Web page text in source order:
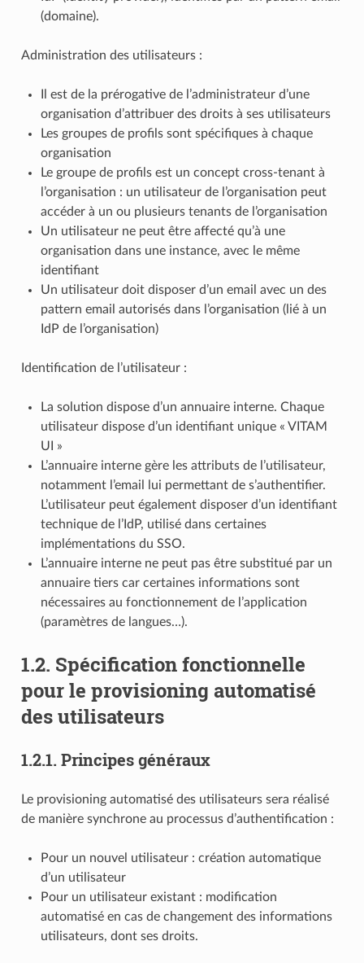
(domaine).
Administration des utilisateurs :
Il est de la prérogative de l’administrateur d’une
organisation d’attribuer des droits à ses utilisateurs
Les groupes de profils sont spécifiques à chaque
organisation
Le groupe de profils est un concept cross-tenant à
l’organisation : un utilisateur de l’organisation peut
accéder à un ou plusieurs tenants de l’organisation
Un utilisateur ne peut être affecté qu’à une
organisation dans une instance, avec le même
identifiant
Un utilisateur doit disposer d’un email avec un des
pattern email autorisés dans l’organisation (lié à un
IdP de l’organisation)
Identification de l’utilisateur :
La solution dispose d’un annuaire interne. Chaque
utilisateur dispose d’un identifiant unique « VITAM
UI »
L’annuaire interne gère les attributs de l’utilisateur,
notamment l’email lui permettant de s’authentifier.
L’utilisateur peut également disposer d’un identifiant
technique de l’IdP, utilisé dans certaines
implémentations du SSO.
L’annuaire interne ne peut pas être substitué par un
annuaire tiers car certaines informations sont
nécessaires au fonctionnement de l’application
(paramètres de langues…).
1.2. Spécification fonctionnelle
pour le provisioning automatisé
des utilisateurs
1.2.1. Principes généraux
Le provisioning automatisé des utilisateurs sera réalisé
de manière synchrone au processus d’authentification :
Pour un nouvel utilisateur : création automatique
d’un utilisateur
Pour un utilisateur existant : modification
automatisé en cas de changement des informations
utilisateurs, dont ses droits.